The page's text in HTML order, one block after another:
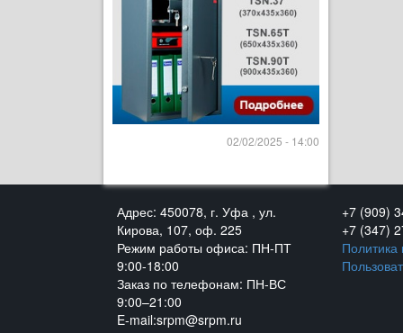
02/02/2025 - 14:00
Адрес: 450078, г. Уфа , ул.
Кирова, 107, оф. 225
Режим работы офиса: ПН-ПТ
9:00-18:00
Заказ по телефонам: ПН-ВС
9:00–21:00
E-mail:srpm@srpm.ru
+7 (909)
+7 (347)